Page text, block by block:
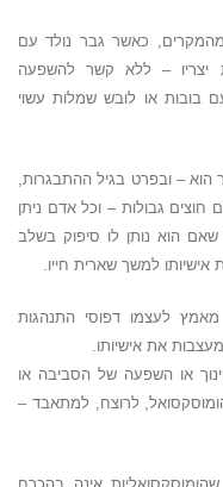
כאשר גבר נולד עם
יצריו – ללא קשר להשפעה
בובות או לובש שמלות עשוי
– ובפרט בגיל ההתבגרות,
חוצים גבולות – וכל אדם ניתן
הוא נותן לו סיפוק בשלב
אישיותו למשך שארית חייו.
לעצמו דפוסי התנהגות
את אישיותו.
או השפעה של הסביבה או
לרוצח, למתאבד –